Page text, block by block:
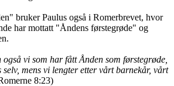
bruker Paulus også i Romerbrevet, hvor
har mottatt "Åndens førstegrøde" og
vi som har fått Ånden som førstegrøde,
selv, mens vi lengter etter vårt barnekår, vårt
8:23)